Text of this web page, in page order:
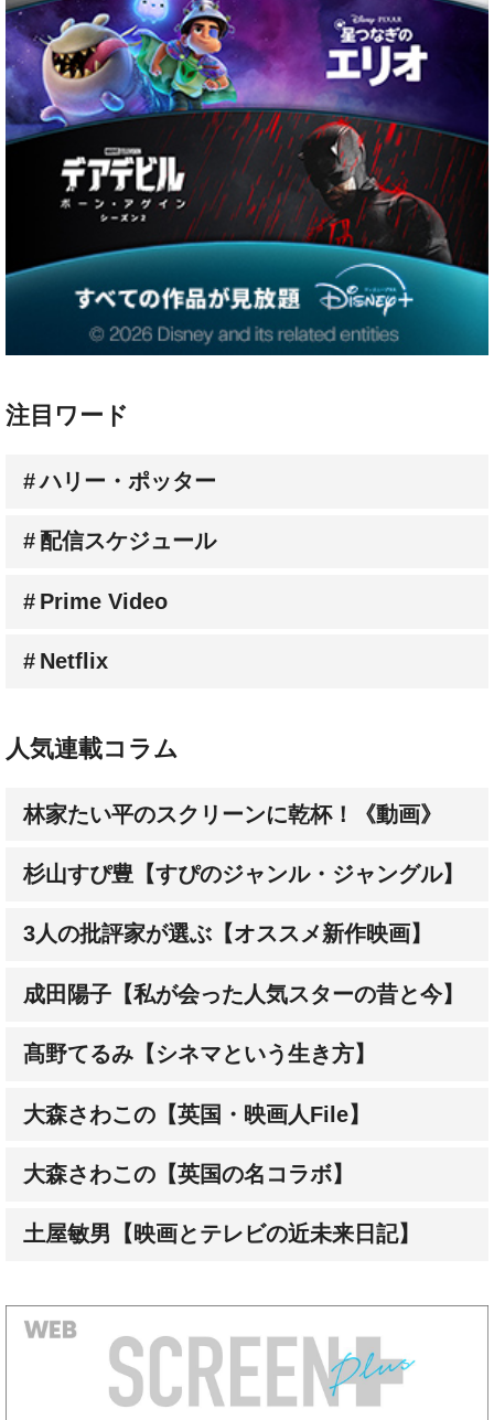
注目ワード
ハリー・ポッター
配信スケジュール
Prime Video
Netflix
人気連載コラム
林家たい平のスクリーンに乾杯！《動画》
杉山すぴ豊【すぴのジャンル・ジャングル】
3人の批評家が選ぶ【オススメ新作映画】
成田陽子【私が会った人気スターの昔と今】
髙野てるみ【シネマという生き方】
大森さわこの【英国・映画人File】
大森さわこの【英国の名コラボ】
土屋敏男【映画とテレビの近未来日記】